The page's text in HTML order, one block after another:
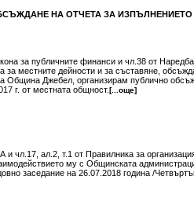
НА ОТЧЕТА ЗА
за публичните финанси и чл.38 от
за местните дейности и за съставяне,
Община Джебел, организирам публично
г. от местната общност.[...още]
чл.17, ал.2, т.1 от Правилника за
му с Общинската
заседание на 26.07.2018 година /